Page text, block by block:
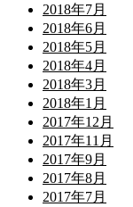
2018年7月
2018年6月
2018年5月
2018年4月
2018年3月
2018年1月
2017年12月
2017年11月
2017年9月
2017年8月
2017年7月